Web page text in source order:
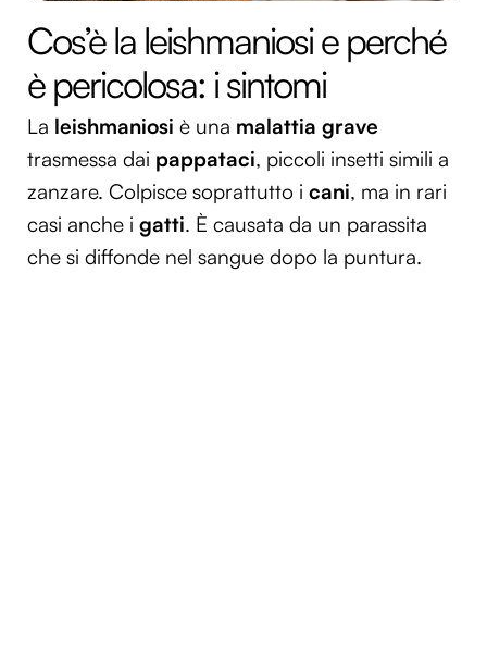
Cos’è la leishmaniosi e perché
è pericolosa: i sintomi
La leishmaniosi è una malattia grave
trasmessa dai pappataci, piccoli insetti simili a
zanzare. Colpisce soprattutto i cani, ma in rari
casi anche i gatti. È causata da un parassita
che si diffonde nel sangue dopo la puntura.